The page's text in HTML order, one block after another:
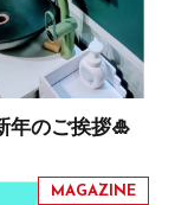
年のご挨拶🎍